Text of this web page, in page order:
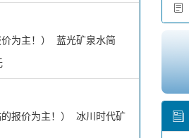
为主！） 蓝光矿泉水简
报价为主！） 冰川时代矿